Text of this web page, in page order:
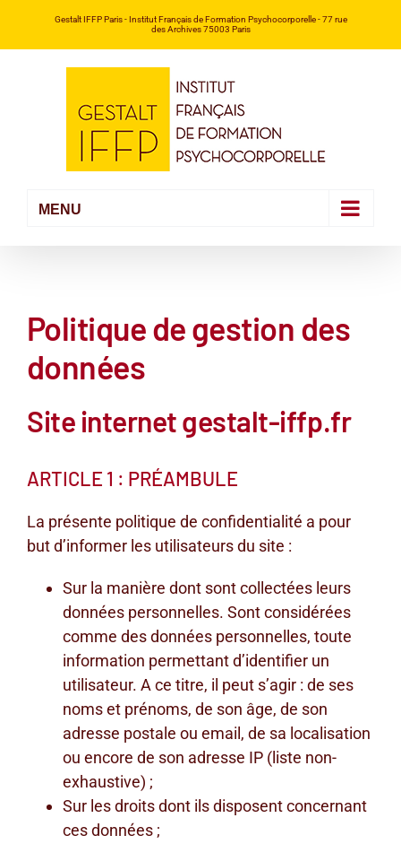
Gestalt IFFP Paris- Institut Français de Formation Psychocorporelle -77 rue
des Archives 75003 Paris
Politique de gestion des
données
Site internet gestalt-iffp.fr
ARTICLE 1 : PRÉAMBULE
La présente politique de confidentialité a pour
but d’informer les utilisateurs du site :
Sur la manière dont sont collectées leurs
données personnelles. Sont considérées
comme des données personnelles, toute
information permettant d’identifier un
utilisateur. A ce titre, il peut s’agir : de ses
noms et prénoms, de son âge, de son
adresse postale ou email, de sa localisation
ou encore de son adresse IP (liste non-
exhaustive) ;
Sur les droits dont ils disposent concernant
ces données ;